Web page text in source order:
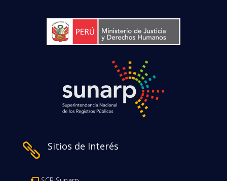
 Sitios de Interés